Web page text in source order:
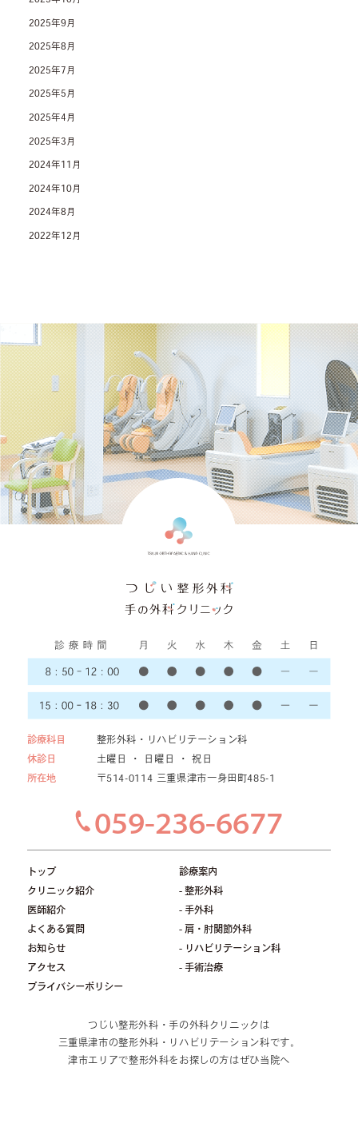
2025年9月
2025年8月
2025年7月
2025年5月
2025年4月
2025年3月
2024年11月
2024年10月
2024年8月
2022年12月
診療科目
整形外科・リハビリテーション科
休診日
土曜日 ・ 日曜日 ・ 祝日
所在地
〒514-0114 三重県津市一身田町485-1
059-236-6677
トップ
クリニック紹介
医師紹介
よくある質問
お知らせ
アクセス
プライバシーポリシー
診療案内
- 整形外科
- 手外科
- 肩・肘関節外科
- リハビリテーション科
- 手術治療
つじい整形外科・手の外科クリニックは
三重県津市の整形外科・リハビリテーション科です。
津市エリアで整形外科をお探しの方はぜひ当院へ